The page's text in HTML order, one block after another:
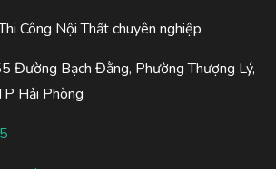
Công Nội Thất chuyên nghiệp
Đường Bạch Đằng, Phường Thượng Lý,
Hải Phòng